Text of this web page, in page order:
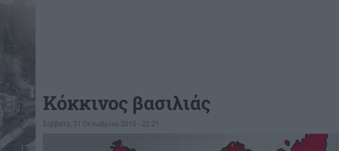
Κόκκινος βασιλιάς
Σάββατο, 31 Οκτωβρίου 2015 - 22:21